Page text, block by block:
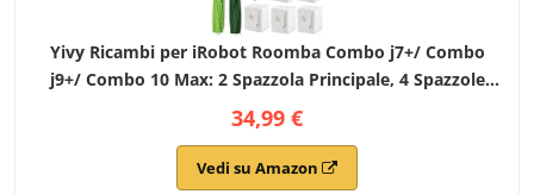
Yivy Ricambi per iRobot Roomba Combo j7+/ Combo
j9+/ Combo 10 Max: 2 Spazzola Principale, 4 Spazzole
Laterali, 4 Filtri HEPA, 5 Sacchetti, 4 Panni (Combo
J7/J9/10 Max -21 Pcs)
34,99 €
Vedi su Amazon